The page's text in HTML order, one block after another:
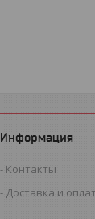
Информация
Контакты
Доставка и